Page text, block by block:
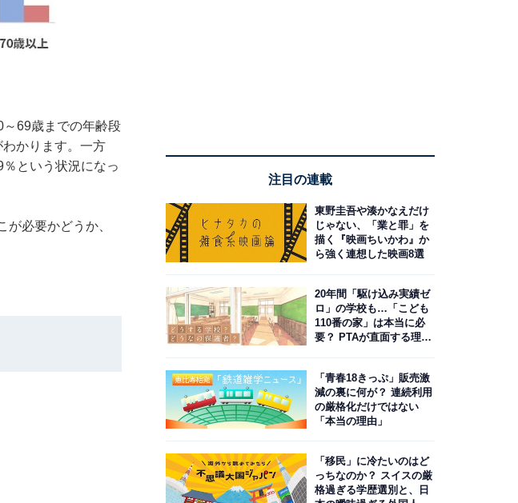
69歳までの年齢段
かります。一方
という状況になっ
必要かどうか、
注目の連載
東野圭吾や湊かなえだけ
じゃない、「業と罪」を
描く『映画ちいかわ』か
ら強く連想した映画8選
20年間「駆け込み実績ゼ
ロ」の学校も…「こども
110番の家」は本当に必
要？ PTAが直面する理想
「青春18きっぷ」販売激
減の裏に何が？ 連続利用
の厳格化だけではない
「本当の理由」
「移民」に冷たいのはど
っちなのか？ スイスの厳
格過ぎる学歴選別と、日